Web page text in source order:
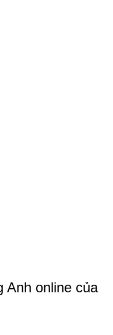
Anh online của